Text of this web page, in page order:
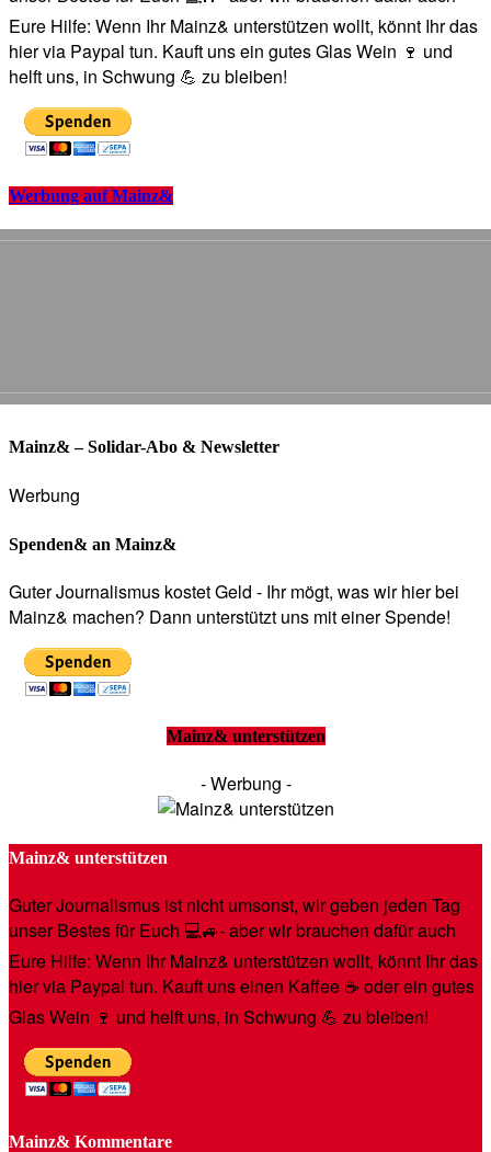
Eure Hilfe: Wenn Ihr Mainz& unterstützen wollt, könnt Ihr das
hier via Paypal tun. Kauft uns ein gutes Glas Wein 🍷 und
helft uns, in Schwung 💪 zu bleiben!
Werbung auf Mainz&
Mainz& – Solidar-Abo & Newsletter
Werbung
Spenden& an Mainz&
Guter Journalismus kostet Geld - Ihr mögt, was wir hier bei
Mainz& machen? Dann unterstützt uns mit einer Spende!
Mainz& unterstützen
- Werbung -
Mainz& unterstützen
Guter Journalismus ist nicht umsonst, wir geben jeden Tag
unser Bestes für Euch 💻🚙- aber wir brauchen dafür auch
Eure Hilfe: Wenn Ihr Mainz& unterstützen wollt, könnt Ihr das
hier via Paypal tun. Kauft uns einen Kaffee ☕️ oder ein gutes
Glas Wein 🍷 und helft uns, in Schwung 💪 zu bleiben!
Mainz& Kommentare